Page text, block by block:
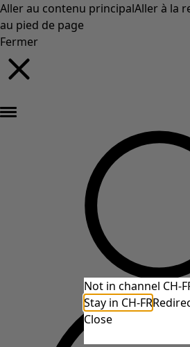
Aller au contenu principalAller à la
au pied de page
Fermer
Not in channel CH-
Stay in CH-FR
Close